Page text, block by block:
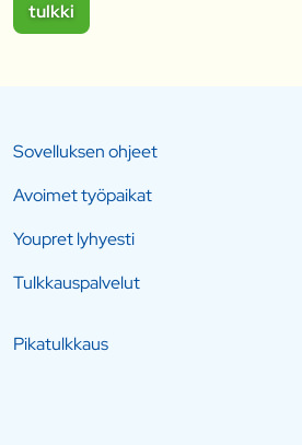
tulkki
Sovelluksen ohjeet
Avoimet työpaikat
Youpret lyhyesti
Tulkkauspalvelut
Pikatulkkaus